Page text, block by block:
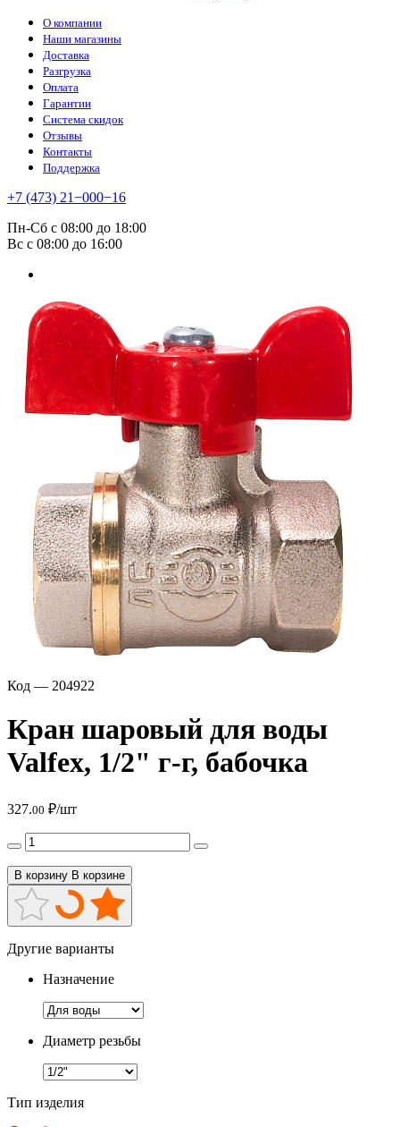
О компании
Наши магазины
Доставка
Разгрузка
Оплата
Гарантии
Система скидок
Отзывы
Контакты
Поддержка
+7 (473) 21−000−16
Пн-Сб с 08:00 до 18:00
Вс с 08:00 до 16:00
Код — 204922
Кран шаровый для воды
Valfex, 1/2" г-г, бабочка
327.00 ₽/шт
В корзину В корзине
Другие варианты
Назначение
Диаметр резьбы
Тип изделия